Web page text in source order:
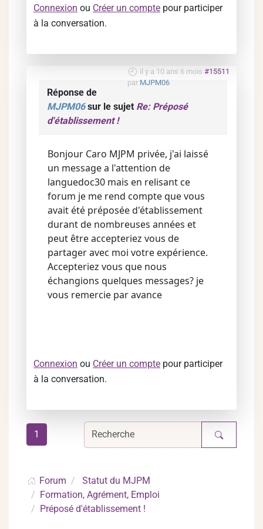
Connexion ou Créer un compte pour participer
à la conversation.
il y a 10 ans 6 mois #15511
par MJPM06
Réponse de
MJPM06sur le sujet Re: Préposé
d'établissement !
Bonjour Caro MJPM privée, j'ai laissé
un message a l'attention de
languedoc30 mais en relisant ce
forum je me rend compte que vous
avait été préposée d'établissement
durant de nombreuses années et
peut être accepteriez vous de
partager avec moi votre expérience.
Accepteriez vous que nous
échangions quelques messages? je
vous remercie par avance
Connexion ou Créer un compte pour participer
à la conversation.
1
Forum
Statut du MJPM
Formation, Agrément, Emploi
Préposé d'établissement !